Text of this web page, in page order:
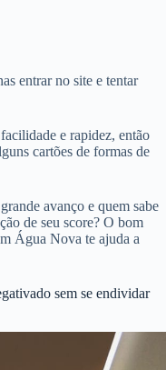
entrar no site e tentar
e rapidez, então
cartões de formas de
avanço e quem sabe
de seu score? O bom
Água Nova te ajuda a
sem se endividar